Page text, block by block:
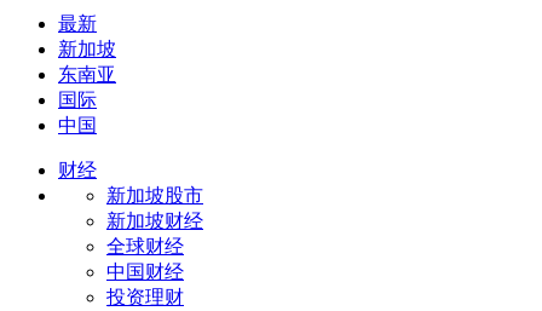
最新
新加坡
东南亚
国际
中国
财经
新加坡股市
新加坡财经
全球财经
中国财经
投资理财